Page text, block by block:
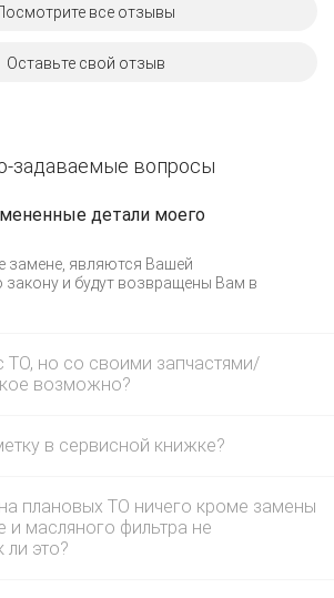
все отзывы
Оставьте свой отзыв
задаваемые вопросы
детали моего
замене, являются Вашей
и будут возвращены Вам в
ТО, но со своими запчастями/
возможно?
в сервисной книжке?
плановых ТО ничего кроме замены
и масляного фильтра не
ли это?